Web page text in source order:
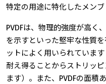
特定の用途に特化したメンブ
PVDFは、物理的強度が高く
を示すといった堅牢な性質
ットによく用いられていま
耐え得ることからストリッ
ます）。また、PVDFの面積